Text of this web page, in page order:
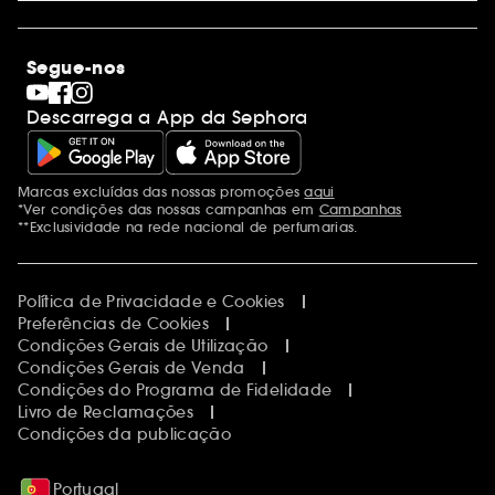
Internacional
Descobrir a Sephora
Código promocional Sephora
Saldos
Dia dos Namorados
Dia do Pai
Dia da Mãe
Calendários do Advento
Singles' Day
Black Friday
Cyber Monday
Blue Monday
Segue-nos
Descarrega a App da Sephora
Menções adicionais
Marcas excluídas das nossas promoçõesaqui
*Ver condições das nossas campanhas em Campanhas
**Exclusividade na rede nacional de perfumarias.
Política de Privacidade e Cookies
Preferências de Cookies
Condições Gerais de Utilização
Condições Gerais de Venda
Condições do Programa de Fidelidade
Livro de Reclamações
Condições da publicação
Portugal